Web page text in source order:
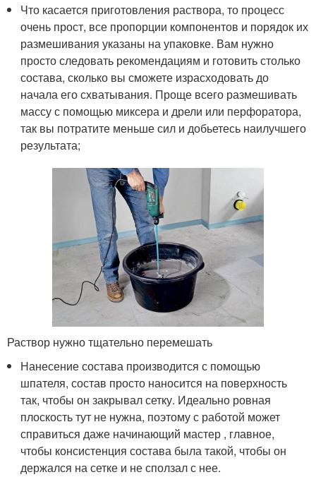
Что касается приготовления раствора, то процесс
очень прост, все пропорции компонентов и порядок их
размешивания указаны на упаковке. Вам нужно
просто следовать рекомендациям и готовить столько
состава, сколько вы сможете израсходовать до
начала его схватывания. Проще всего размешивать
массу с помощью миксера и дрели или перфоратора,
так вы потратите меньше сил и добьетесь наилучшего
результата;
Раствор нужно тщательно перемешать
Нанесение состава производится с помощью
шпателя, состав просто наносится на поверхность
так, чтобы он закрывал сетку. Идеально ровная
плоскость тут не нужна, поэтому с работой может
справиться даже начинающий мастер , главное,
чтобы консистенция состава была такой, чтобы он
держался на сетке и не сползал с нее.